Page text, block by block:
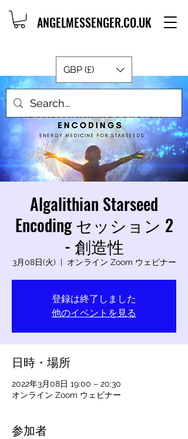
ANGELMESSENGER.CO.UK
GBP (£)
Algalithian Starseed
Encoding セッション 2
- 創造性
3月08日(火)
  |
オンライン Zoom ウェビナー
登録は終了しました
他のイベントを見る
日時・場所
2022年3月08日 19:00 – 20:30
オンライン Zoom ウェビナー
参加者